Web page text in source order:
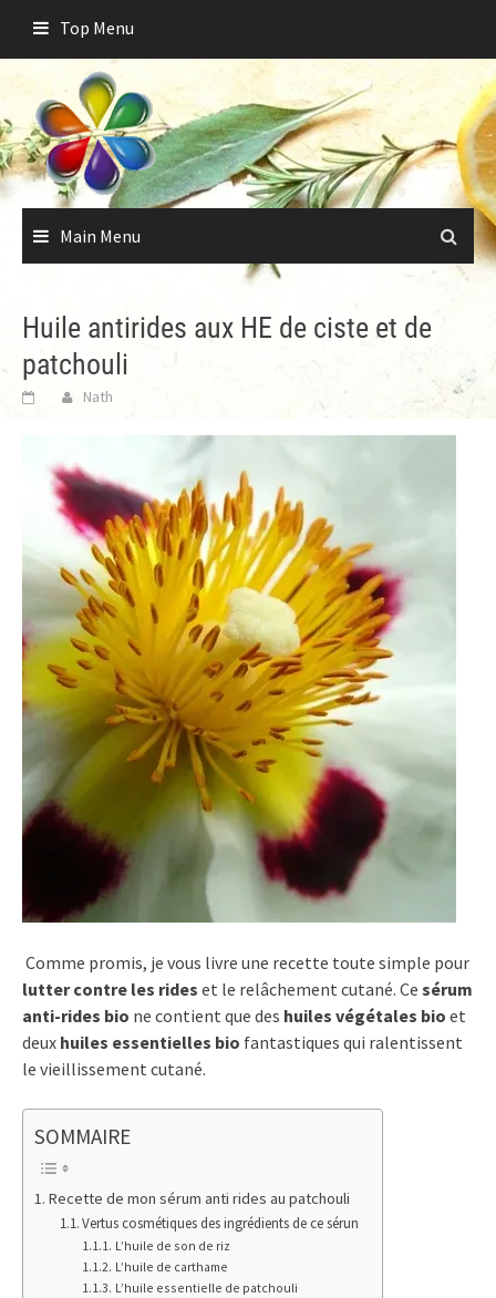
content
Top Menu
Main Menu
Huile antirides aux HE de ciste et de
patchouli
Nath
Comme promis, je vous livre une recette toute simple pour
lutter contre les rides et le relâchement cutané. Ce sérum
anti-rides bio ne contient que des huiles végétales bio et
deux huiles essentielles bio fantastiques qui ralentissent
le vieillissement cutané.
SOMMAIRE
Recette de mon sérum anti rides au patchouli
Vertus cosmétiques des ingrédients de ce sérun
L’huile de son de riz
L’huile de carthame
L’huile essentielle de patchouli